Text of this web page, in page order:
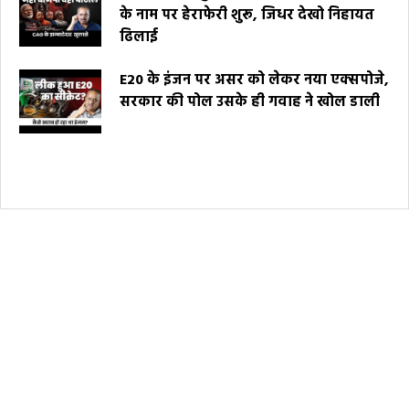
के नाम पर हेराफेरी शुरू, जिधर देखो निहायत
ढिलाई
E20 के इंजन पर असर को लेकर नया एक्सपोजे,
सरकार की पोल उसके ही गवाह ने खोल डाली